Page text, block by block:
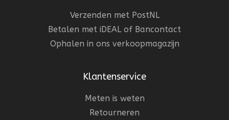
Verzenden met PostNL
Betalen met iDEAL of Bancontact
Ophalen in ons verkoopmagazijn
Klantenservice
Meten is weten
Retourneren